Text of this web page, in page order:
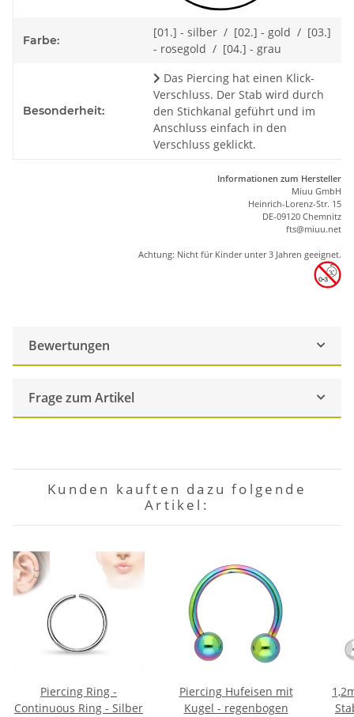
Farbe:
[01.] - silber / [02.] - gold / [03.]
- rosegold / [04.] - grau
Besonderheit:
Das Piercing hat einen Klick-
Verschluss. Der Stab wird durch
den Stichkanal geführt und im
Anschluss einfach in den
Verschluss geklickt.
Informationen zum Hersteller
Miuu GmbH
Heinrich-Lorenz-Str. 15
DE-09120 Chemnitz
fts@miuu.net
Achtung: Nicht für Kinder unter 3 Jahren geeignet.
Bewertungen
Frage zum Artikel
Kunden kauften dazu folgende
Artikel:
Piercing Ring -
Continuous Ring - Silber
Piercing Hufeisen mit
Kugel - regenbogen